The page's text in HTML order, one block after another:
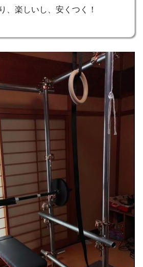
、楽しいし、安くつく！